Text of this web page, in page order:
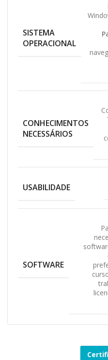
SISTEMA
OPERACIONAL
CONHECIMENTOS
NECESSÁRIOS
USABILIDADE
SOFTWARE